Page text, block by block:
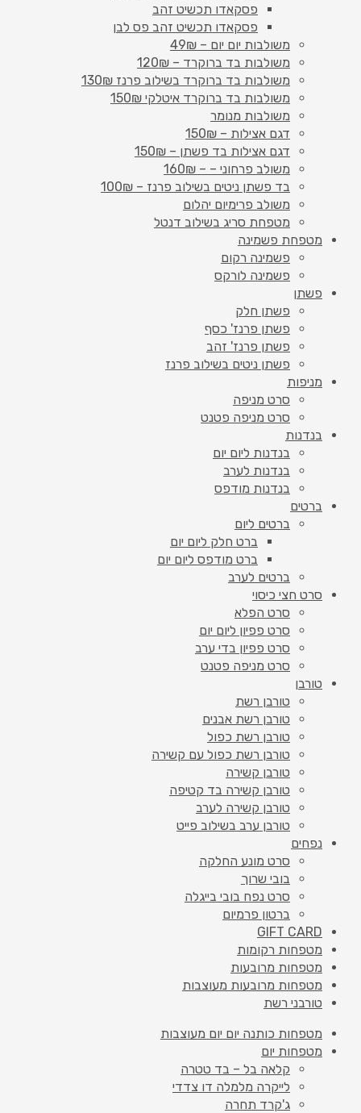
פסקאדו תכשיט זהב
פסקאדו תכשיט זהב פס לבן
משולבות יום יום – 49₪
משולבות בד ברוקרד – 120₪
משולבות בד ברוקרד בשילוב פרנז 130₪
משולבות בד ברוקרד איטלקי 150₪
משולבות מנומר
דגם אצילות – 150₪
דגם אצילות בד פשתן – 150₪
משולב פרחוני – – 160₪
בד פשתן ניטים בשילוב פרנז – 100₪
משולב פרימיום יהלום
מטפחת סריג בשילוב דנטל
מטפחת פשמינה
פשמינה רקום
פשמינה לורקס
פשתן
פשתן חלק
פשתן פרנז' כסף
פשתן פרנז' זהב
פשתן ניטים בשילוב פרנז
מניפות
סרט מניפה
סרט מניפה פטנט
בנדנות
בנדנות ליום יום
בנדנות לערב
בנדנות מודפס
ברטים
ברטים ליום
ברט חלק ליום יום
ברט מודפס ליום יום
ברטים לערב
סרט חצי כיסוי
סרט הפלא
סרט פפיון ליום יום
סרט פפיון בדי ערב
סרט מניפה פטנט
טורבן
טורבן רשת
טורבן רשת אבנים
טורבן רשת כפול
טורבן רשת כפול עם קשירה
טורבן קשירה
טורבן קשירה בד קטיפה
טורבן קשירה לערב
טורבן ערב בשילוב פייט
נפחים
סרט מונע החלקה
בובי שרוך
סרט נפח בובי בייגלה
ברטון פרמיום
GIFT CARD
מטפחות רקומות
מטפחות מרובעות
מטפחות מרובעות מעוצבות
טורבני רשת
מטפחות כותנה יום יום מעוצבות
מטפחות יום
קלאה בל – בד טטרה
לייקרה מלמלה דו צדדי
ג'קרד תחרה